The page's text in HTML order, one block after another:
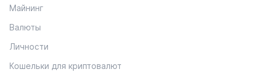
Майнинг
Валюты
Личности
Кошельки для криптовалют